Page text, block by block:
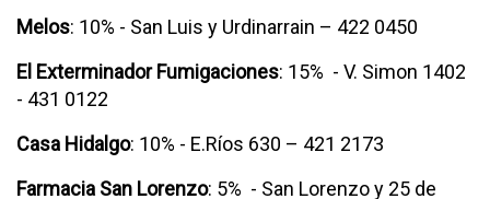
Melos: 10% - San Luis y Urdinarrain – 422 0450
El Exterminador Fumigaciones: 15% - V. Simon 1402
- 431 0122
Casa Hidalgo: 10% - E.Ríos 630 – 421 2173
Farmacia San Lorenzo: 5% - San Lorenzo y 25 de